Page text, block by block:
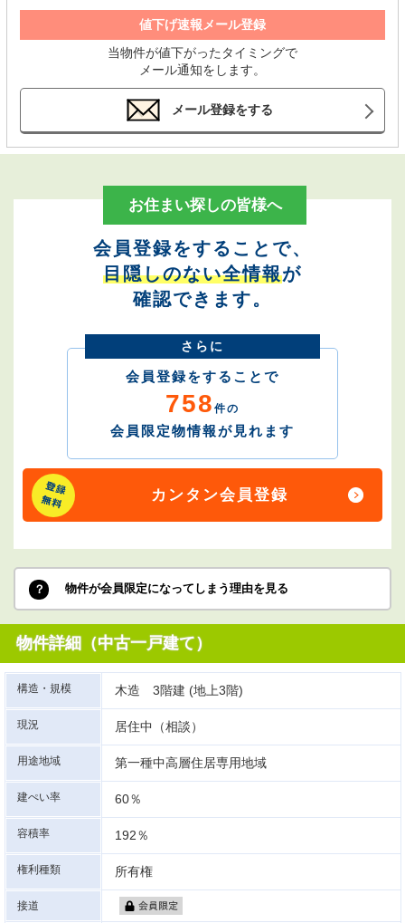
値下げ速報メール登録
当物件が値下がったタイミングで
メール通知をします。
メール登録をする
お住まい探しの皆様へ
会員登録をすることで、
目隠しのない全情報が
確認できます。
さらに
会員登録をすることで
758 件の
会員限定物情報が見れます
カンタン会員登録
物件が会員限定になってしまう理由を見る
物件詳細（中古一戸建て）
構造・規模 木造 3階建 (地上3階)
現況 居住中（相談）
用途地域 第一種中高層住居専用地域
建ぺい率 60％
容積率 192％
権利種類 所有権
接道